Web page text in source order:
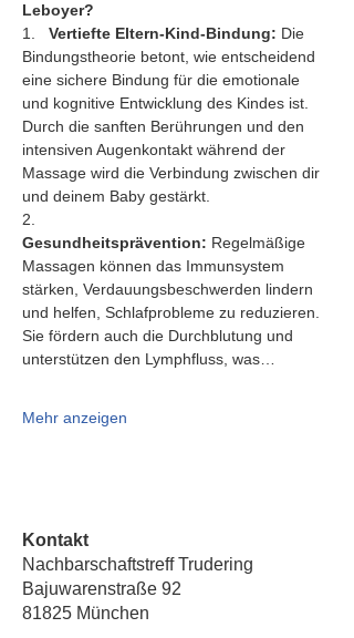
Leboyer?
1. Vertiefte Eltern-Kind-Bindung: Die
Bindungstheorie betont, wie entscheidend
eine sichere Bindung für die emotionale
und kognitive Entwicklung des Kindes ist.
Durch die sanften Berührungen und den
intensiven Augenkontakt während der
Massage wird die Verbindung zwischen dir
und deinem Baby gestärkt.
2.
Gesundheitsprävention: Regelmäßige
Massagen können das Immunsystem
stärken, Verdauungsbeschwerden lindern
und helfen, Schlafprobleme zu reduzieren.
Sie fördern auch die Durchblutung und
unterstützen den Lymphfluss, was…
Mehr anzeigen
Kontakt
Nachbarschaftstreff Trudering
Bajuwarenstraße 92
81825 München